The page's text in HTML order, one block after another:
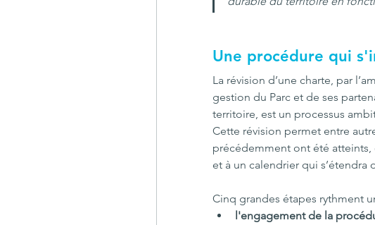
Une procédure qui
La révision d’une charte, par
gestion du Parc et de ses
territoire, est un processus
Cette révision permet entre
précédemment ont été
et à un calendrier qui s’étendra
Cinq grandes étapes rythment
l'engagement de la